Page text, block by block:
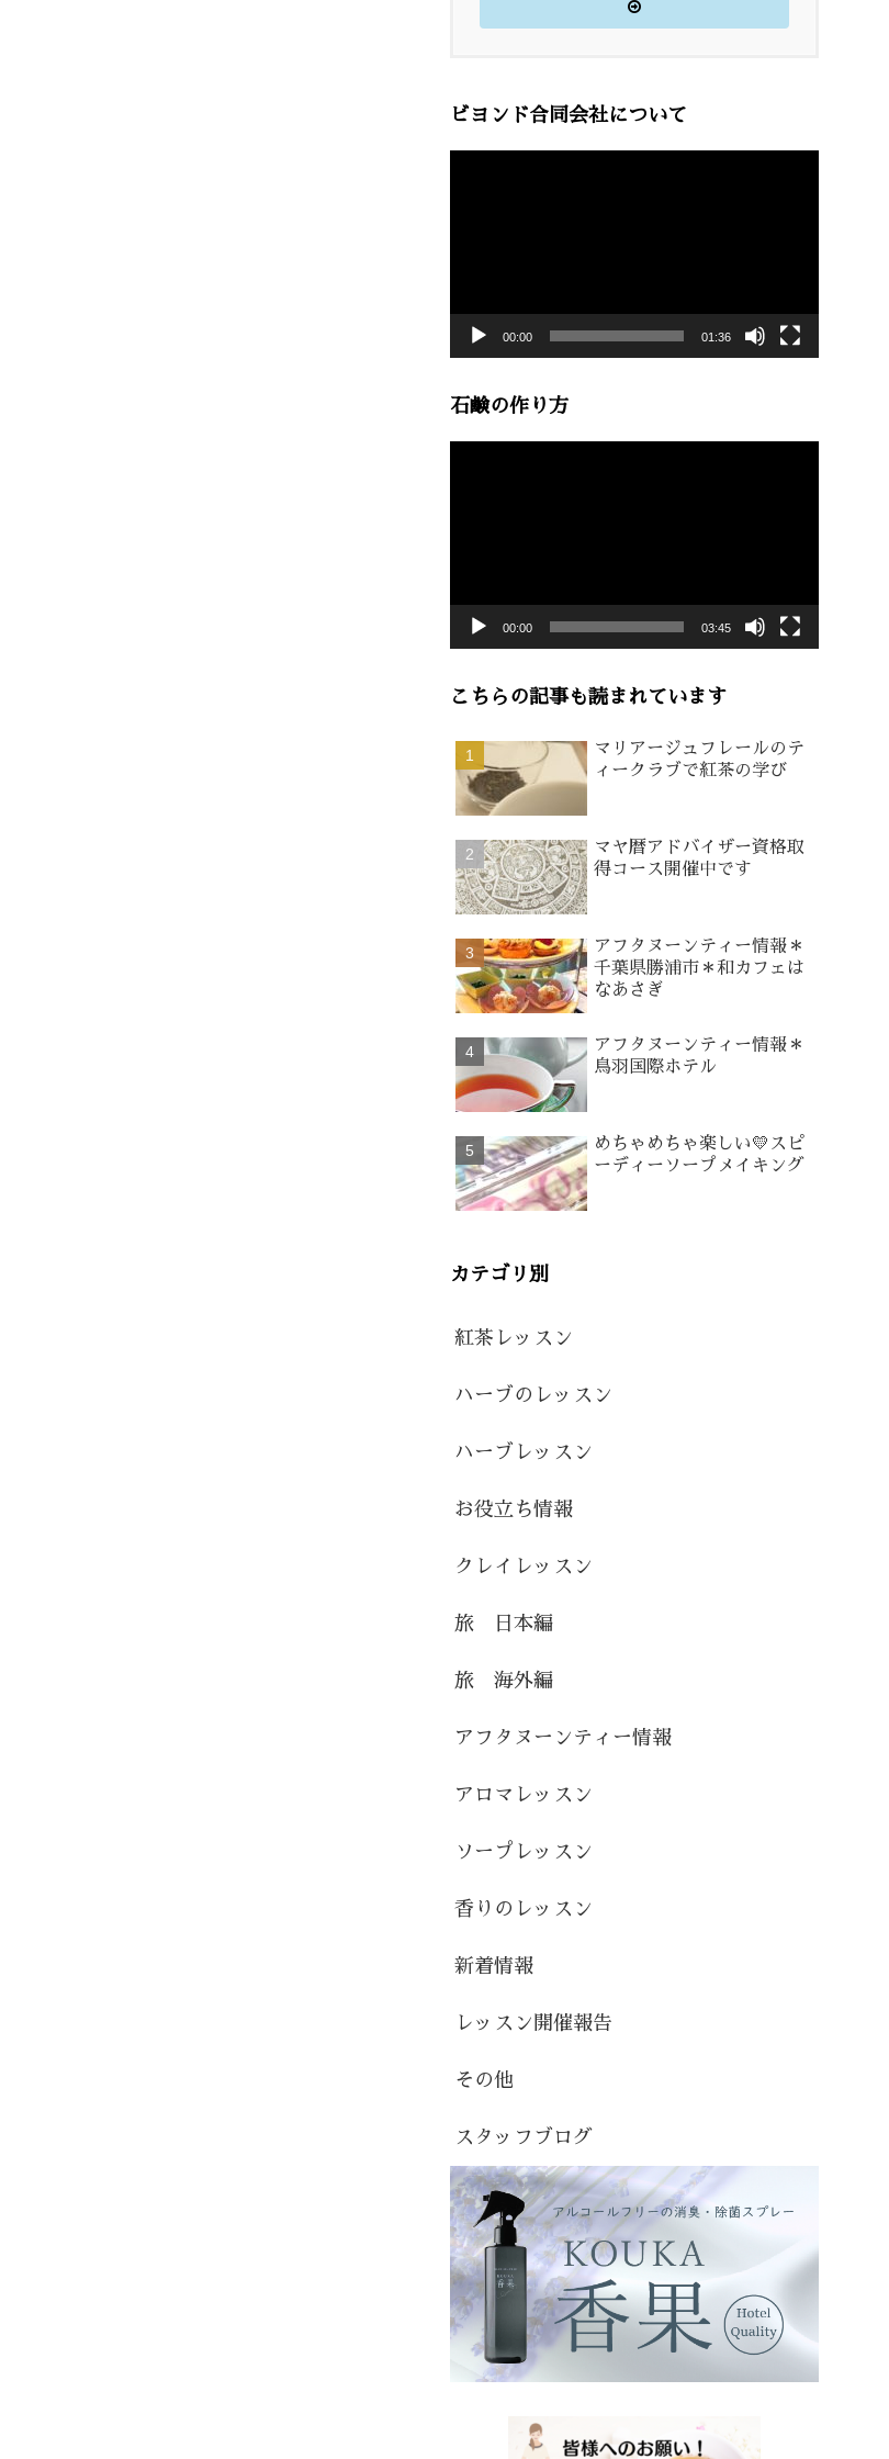
ビヨンド合同会社について
00:00 01:36
石鹸の作り方
00:00 03:45
こちらの記事も読まれています
マリアージュフレールのテ
ィークラブで紅茶の学び
マヤ暦アドバイザー資格取
得コース開催中です
アフタヌーンティー情報＊
千葉県勝浦市＊和カフェは
なあさぎ
アフタヌーンティー情報＊
鳥羽国際ホテル
めちゃめちゃ楽しい💛スピ
ーディーソープメイキング
カテゴリ別
紅茶レッスン
ハーブのレッスン
ハーブレッスン
お役立ち情報
クレイレッスン
旅 日本編
旅 海外編
アフタヌーンティー情報
アロマレッスン
ソープレッスン
香りのレッスン
新着情報
レッスン開催報告
その他
スタッフブログ